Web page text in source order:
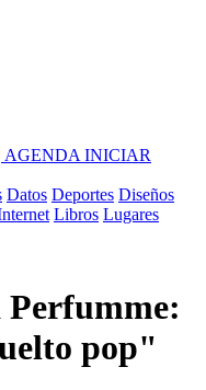
AGENDA INICIAR
Datos Deportes Diseños
Libros Lugares
Perfumme:
pop"